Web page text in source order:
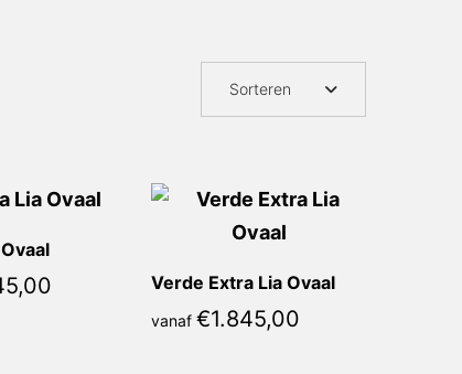
Sorteren
Verde Extra Lia Ovaal
vanaf €1.845,00